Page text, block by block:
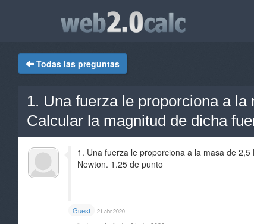
Todas las preguntas
1. Una fuerza le proporciona a
Calcular la magnitud de dicha
1. Una fuerza le proporciona a la masa de
Newton. 1.25 de punto
Guest 21 abr 2020